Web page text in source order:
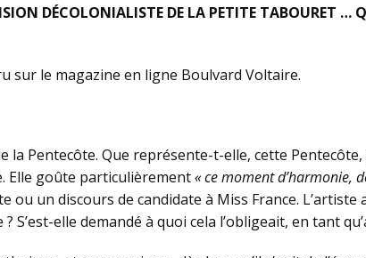
DÉCOLONIALISTE DE LA PETITE TABOURET …
sur le magazine en ligne Boulvard Voltaire.
la Pentecôte. Que représente-t-elle, cette
Elle goûte particulièrement« ce moment d’harmonie,
ou un discours de candidate à Miss France.
S’est-elle demandé à quoi cela l’obligeait, en tant